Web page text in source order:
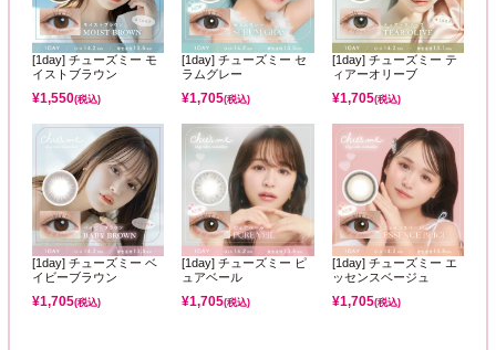
[1day] チューズミー モ
イストブラウン
¥1,550(税込)
[1day] チューズミー セ
ラムグレー
¥1,705(税込)
[1day] チューズミー テ
ィアーオリーブ
¥1,705(税込)
[1day] チューズミー ベ
イビーブラウン
¥1,705(税込)
[1day] チューズミー ピ
ュアベール
¥1,705(税込)
[1day] チューズミー エ
ッセンスベージュ
¥1,705(税込)